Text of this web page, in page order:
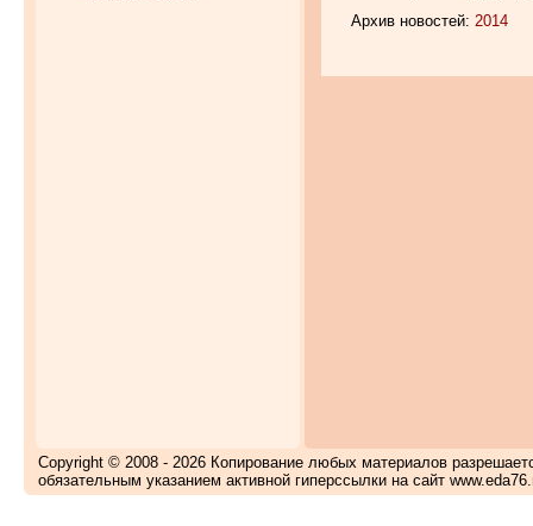
Архив новостей: 2014
Copyright © 2008 - 2026 Копирование любых материалов
обязательным указанием активной гиперссылки на сайт